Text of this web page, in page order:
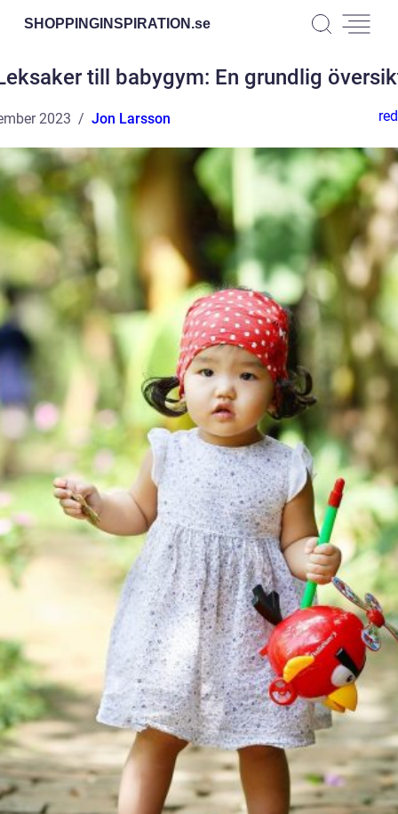
SHOPPINGINSPIRATION.se
till babygym: En grundlig
2023 Jon Larsson